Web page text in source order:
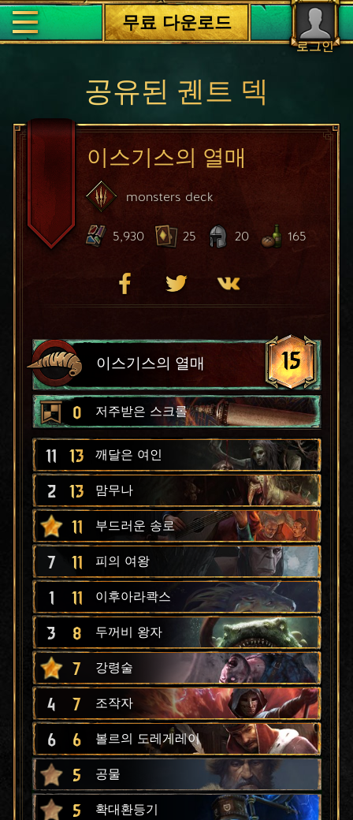
로그인
무료 다운로드
공유된 궨트 덱
이스기스의 열매
monsters deck
5,930 25 20 165
이스기스의 열매 15
0 저주받은 스크롤
11 13 깨달은 여인
2 13 맘무나
11 부드러운 송로
7 11 피의 여왕
1 11 이후아라콱스
3 8 두꺼비 왕자
7 강령술
4 7 조작자
6 6 볼르의 도레게레이
5 공물
5 확대환등기